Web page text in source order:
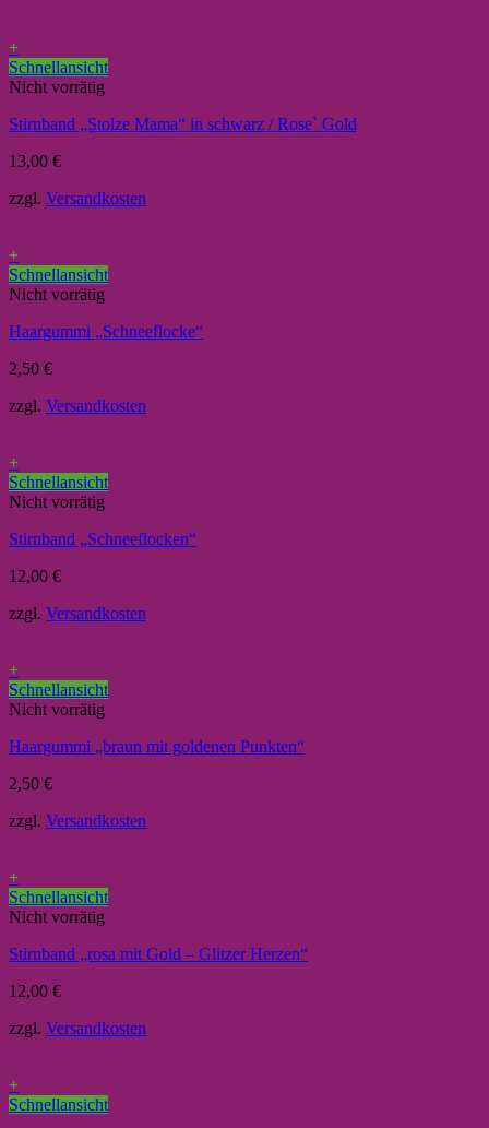
+
Schnellansicht
Nicht vorrätig
Stirnband „Stolze Mama“ in schwarz / Rose` Gold
13,00 €
zzgl. Versandkosten
+
Schnellansicht
Nicht vorrätig
Haargummi „Schneeflocke“
2,50 €
zzgl. Versandkosten
+
Schnellansicht
Nicht vorrätig
Stirnband „Schneeflocken“
12,00 €
zzgl. Versandkosten
+
Schnellansicht
Nicht vorrätig
Haargummi „braun mit goldenen Punkten“
2,50 €
zzgl. Versandkosten
+
Schnellansicht
Nicht vorrätig
Stirnband „rosa mit Gold – Glitzer Herzen“
12,00 €
zzgl. Versandkosten
+
Schnellansicht